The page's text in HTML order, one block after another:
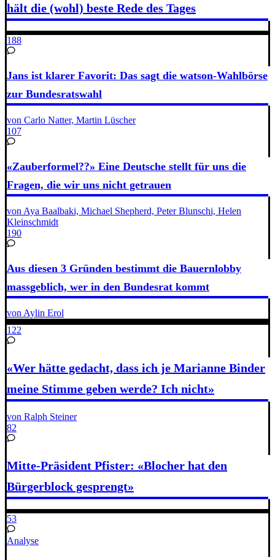
hält die (wohl) beste Rede des Tages
188
Jans ist klarer Favorit: Das sagt die watson-Wahlbörse
zur Bundesratswahl
von Carlo Natter, Martin Lüscher
107
«Zauberformel??» Eine Deutsche stellt für uns die
Fragen, die wir uns nicht getrauen
von Aya Baalbaki, Michael Shepherd, Peter Blunschi, Helen
Kleinschmidt
190
Aus diesen 3 Gründen bestimmt die Bauernlobby
massgeblich, wer in den Bundesrat kommt
von Aylin Erol
122
«Wer hätte gedacht, dass ich je Marianne Binder
meine Stimme geben werde? Ich nicht»
von Ralph Steiner
82
Mitte-Präsident Pfister: «Blocher hat den
Bürgerblock gesprengt»
53
Analyse